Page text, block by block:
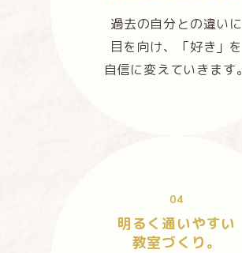
過去の自分との違いに
目を向け、「好き」を
自信に変えていきます。
04
明るく通いやすい
教室づくり。